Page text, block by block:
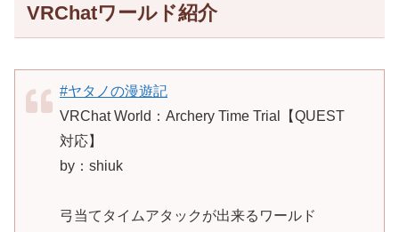
VRChatワールド紹介
#ヤタノの漫遊記
VRChat World：Archery Time Trial【QUEST
対応】
by：shiuk
弓当てタイムアタックが出来るワールド